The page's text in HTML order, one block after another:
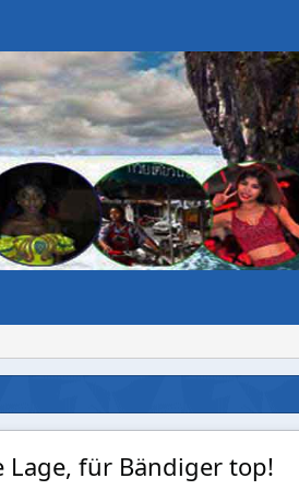
Lage, für Bändiger top!